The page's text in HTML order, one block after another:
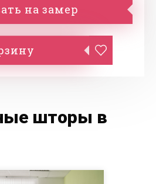
на замер
шторы в